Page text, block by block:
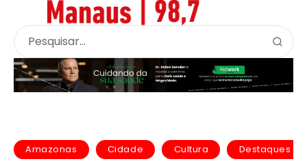
Amazonas Cidade Cultura Destaques